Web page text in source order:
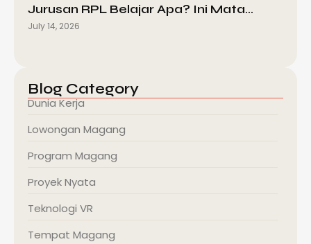
Jurusan RPL Belajar Apa? Ini Mata…
July 14, 2026
Blog Category
Dunia Kerja
Lowongan Magang
Program Magang
Proyek Nyata
Teknologi VR
Tempat Magang